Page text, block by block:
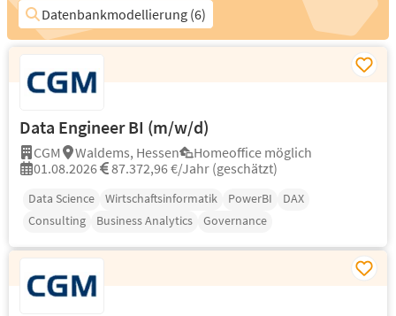
Datenbankmodellierung (6)
Data Engineer BI (m/w/d)
CGM Waldems, Hessen
Homeoffice möglich
01.08.2026
87.372,96 €/Jahr (geschätzt)
Data Science Wirtschaftsinformatik PowerBI
DAX
Consulting
Business Analytics Governance